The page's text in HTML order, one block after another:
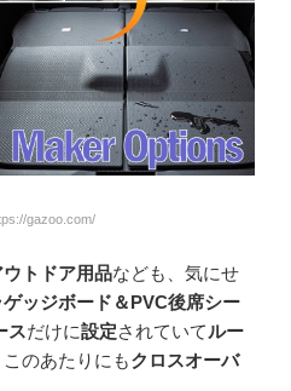
gazoo.com/
ウトドア用品なども、気にせ
ッジボード＆PVC後席シー
スだけに設定されていてルー
のあたりにもクロスオーバ